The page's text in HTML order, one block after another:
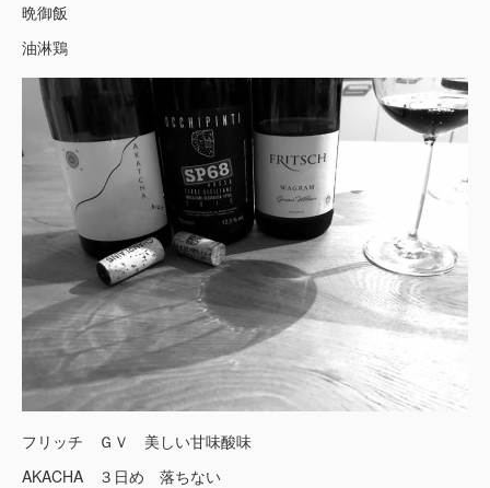
晩御飯
油淋鶏
フリッチ ＧＶ 美しい甘味酸味
AKACHA ３日め 落ちない